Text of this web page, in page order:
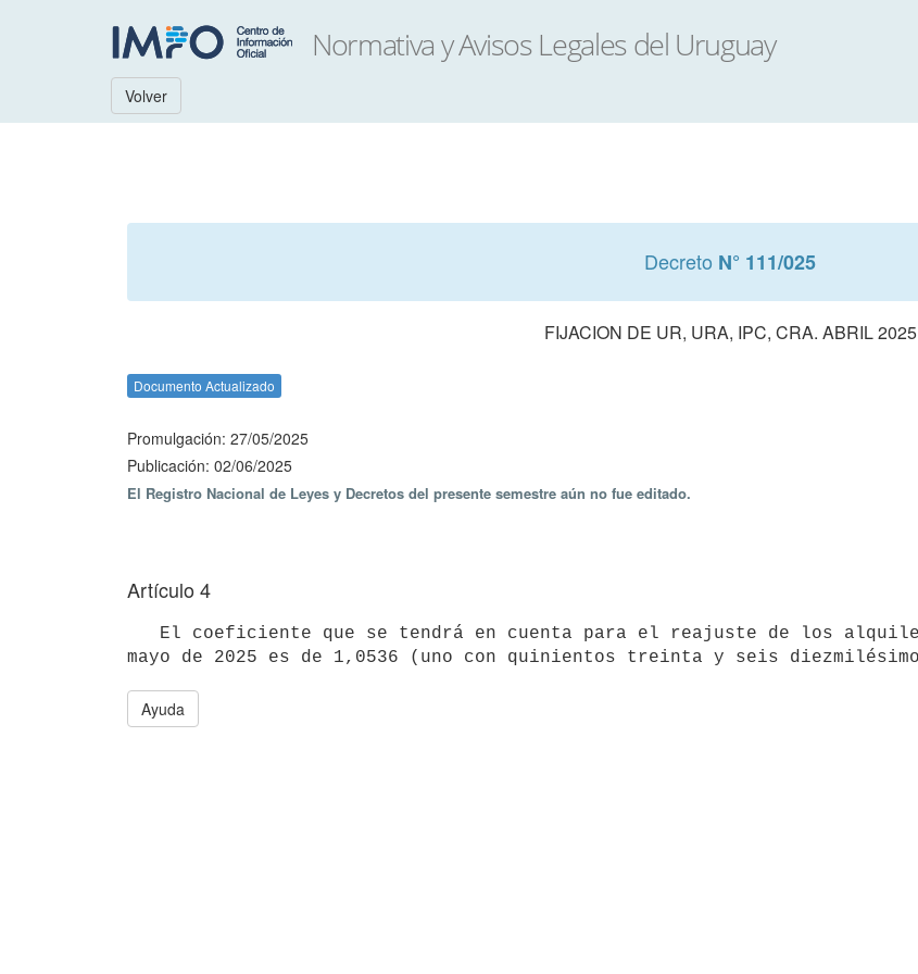
Volver
Decreto N° 111/025
FIJACION DE UR, URA, IPC, CRA. ABRIL 2025
Documento Actualizado
Promulgación: 27/05/2025
Publicación: 02/06/2025
El Registro Nacional de Leyes y Decretos del presente semestre aún no fue editado.
Artículo 4
Ayuda